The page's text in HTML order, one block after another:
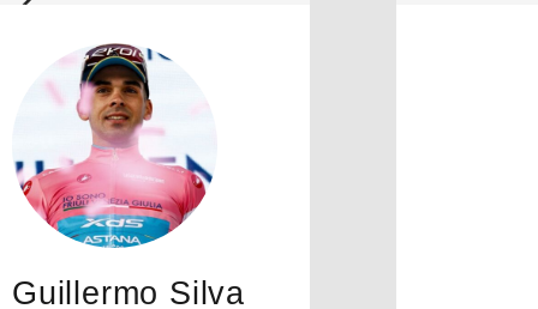
Guillermo Silva